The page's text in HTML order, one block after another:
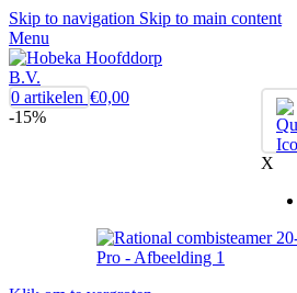
Skip to navigation Skip to main content
Menu
X
0 artikelen €0,00
-15%